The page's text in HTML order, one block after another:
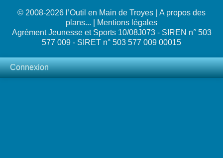
© 2008-2026 l’Outil en Main de Troyes | A propos des
plans...
Mentions légales
Agrément Jeunesse et Sports 10/08J073 - SIREN n° 503
577 009 - SIRET n° 503 577 009 00015
Connexion